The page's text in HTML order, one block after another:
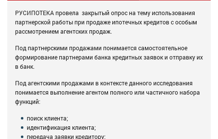
РУСИПОТЕКА провела закрытый опрос на тему использования
партнерской работы при продаже ипотечных кредитов с особым
рассмотрением агентских продаж.
Под партнерскими продажами понимается самостоятельное
формирование партнерами банка кредитных заявок и отправку их
в банк.
Под агентскими продажами в контексте данного исследования
понимается выполнение агентом полного или частичного набора
функций:
поиск клиента;
идентификация клиента;
передача заявки кредитору;